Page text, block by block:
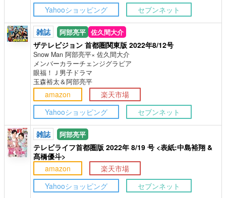
Yahooショッピング
セブンネット
雑誌 阿部亮平 佐久間大介
ザテレビジョン 首都圏関東版 2022年8/12号
Snow Man 阿部亮平× 佐久間大介
メンバーカラーチェンジグラビア
眼福！Ｊ男子ドラマ
玉森裕太＆阿部亮平
amazon
楽天市場
Yahooショッピング
セブンネット
雑誌 阿部亮平
テレビライフ首都圏版 2022年 8/19 号 <表紙:中島裕翔 &
髙橋優斗>
amazon
楽天市場
Yahooショッピング
セブンネット